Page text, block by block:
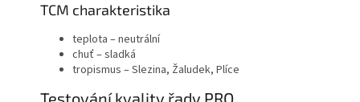
TCM charakteristika
teplota – neutrální
chuť – sladká
tropismus – Slezina, Žaludek, Plíce
Testování kvality řady PRO